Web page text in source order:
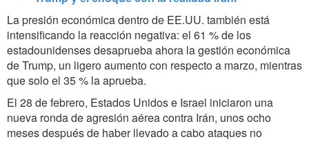
La presión económica dentro de EE.UU. también está
intensificando la reacción negativa: el 61 % de los
estadounidenses desaprueba ahora la gestión económica
de Trump, un ligero aumento con respecto a marzo, mientras
que solo el 35 % la aprueba.
El 28 de febrero, Estados Unidos e Israel iniciaron una
nueva ronda de agresión aérea contra Irán, unos ocho
meses después de haber llevado a cabo ataques no